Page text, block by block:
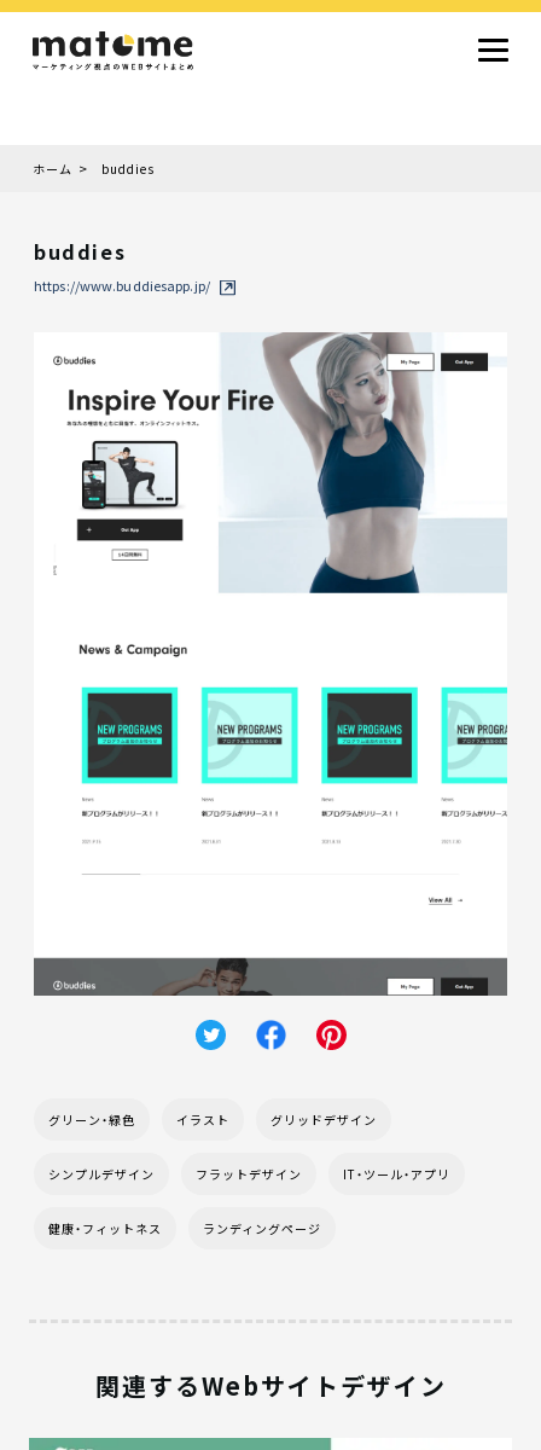
採用サイト
コーポレートサイト
オウンドメディア
ランディングページ
サービスサイト
Design
モーション・アニメーション
Color
色から探す
カラフル・多色
シルバー・銀色
ゴールド・金色
パープル・紫色
ブラウン・茶色
グリーン・緑色
ブルー・青色
イエロー・黄色
オレンジ・橙色
レッド・赤色
ピンク・桃色
グレー・灰色
ブラック・黒色
ホワイト・白色
ライトブルー・水色
ネイビー・紺色
Service
業種・職種から探す
ファッション・トレンド
デザイン・ブランディング
働き方・組織文化・価値観
生活・趣味
NPO・自治体・行政
銀行・金融・フィンテック
健康・フィットネス
車・バイク・乗り物
建築・不動産・空間デザイン
転職・求人
文化・伝統・アート
クリエイティブ・マーケティング
ペット・動物
美容・エステ
教育・子育て・スクール
レストラン・飲食・ウェディング
旅行・観光・ホテル・旅館
医療・介護・ヘルスケア
音楽・映像・エンタメ
IT・ツール・アプリ
農業・畜産・食品
製造・素材・化学
コンサルティング・投資
土木・建設・インフラ整備
デジタルマーケティング・広告
化粧品・美容製品
人材紹介・派遣
法律・会計・士業
製薬・バイオテクノロジー
ホーム buddies
buddies
https://www.buddiesapp.jp/
グリーン・緑色 イラスト グリッドデザイン
シンプルデザイン フラットデザイン IT・ツール・アプリ
健康・フィットネス ランディングページ
関連するWebサイトデザイン